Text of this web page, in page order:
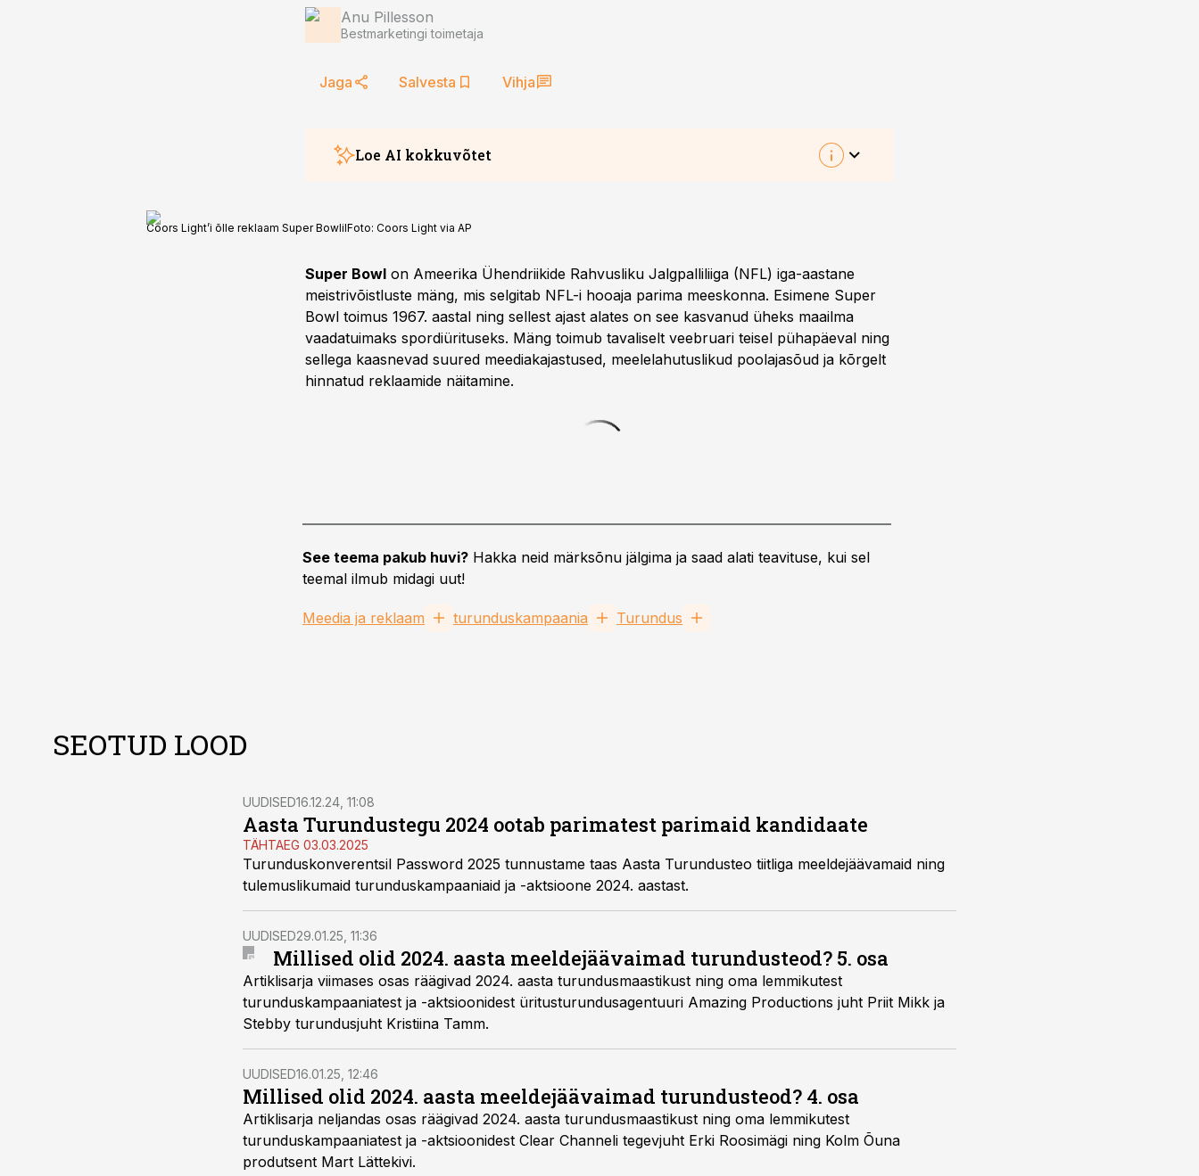
Anu Pillesson
Bestmarketingi toimetaja
Jaga Salvesta Vihja
Loe AI kokkuvõtet
Coors Light’i õlle reklaam Super BowlilFoto: Coors Light via AP
Super Bowl on Ameerika Ühendriikide Rahvusliku Jalgpalliliiga (NFL) iga-aastane
meistrivõistluste mäng, mis selgitab NFL-i hooaja parima meeskonna. Esimene Super
Bowl toimus 1967. aastal ning sellest ajast alates on see kasvanud üheks maailma
vaadatuimaks spordiürituseks. Mäng toimub tavaliselt veebruari teisel pühapäeval ning
sellega kaasnevad suured meediakajastused, meelelahutuslikud poolajasõud ja kõrgelt
hinnatud reklaamide näitamine.
See teema pakub huvi? Hakka neid märksõnu jälgima ja saad alati teavituse, kui sel
teemal ilmub midagi uut!
Meedia ja reklaam turunduskampaania Turundus
SEOTUD LOOD
UUDISED16.12.24, 11:08
Aasta Turundustegu 2024 ootab parimatest parimaid kandidaate
TÄHTAEG 03.03.2025
Turunduskonverentsil Password 2025 tunnustame taas Aasta Turundusteo tiitliga meeldejäävamaid ning
tulemuslikumaid turunduskampaaniaid ja -aktsioone 2024. aastast.
UUDISED29.01.25, 11:36
Millised olid 2024. aasta meeldejäävaimad turundusteod? 5. osa
Artiklisarja viimases osas räägivad 2024. aasta turundusmaastikust ning oma lemmikutest
turunduskampaaniatest ja -aktsioonidest üritusturundusagentuuri Amazing Productions juht Priit Mikk ja
Stebby turundusjuht Kristiina Tamm.
UUDISED16.01.25, 12:46
Millised olid 2024. aasta meeldejäävaimad turundusteod? 4. osa
Artiklisarja neljandas osas räägivad 2024. aasta turundusmaastikust ning oma lemmikutest
turunduskampaaniatest ja -aktsioonidest Clear Channeli tegevjuht Erki Roosimägi ning Kolm Õuna
produtsent Mart Lättekivi.